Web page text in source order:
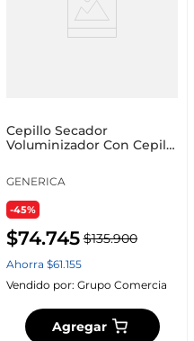
Cepillo Secador
Voluminizador Con Cepillo
GENERICA
-45%
$74.745 $135.900
Ahorra $61.155
Vendido por: Grupo Comercia
Agregar